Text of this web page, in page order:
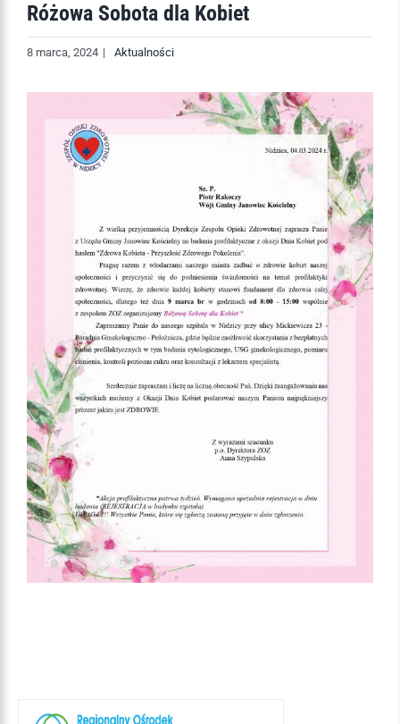
Różowa Sobota dla Kobiet
8 marca, 2024 | Aktualności